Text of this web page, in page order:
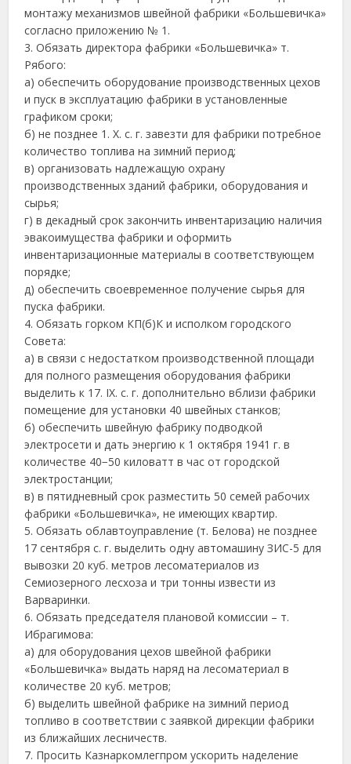
монтажу механизмов швейной фабрики «Большевичка»
согласно приложению № 1.
3. Обязать директора фабрики «Большевичка» т.
Рябого:
а) обеспечить оборудование производственных цехов
и пуск в эксплуатацию фабрики в установленные
графиком сроки;
б) не позднее 1. Х. с. г. завезти для фабрики потребное
количество топлива на зимний период;
в) организовать надлежащую охрану
производственных зданий фабрики, оборудования и
сырья;
г) в декадный срок закончить инвентаризацию наличия
эвакоимущества фабрики и оформить
инвентаризационные материалы в соответствующем
порядке;
д) обеспечить своевременное получение сырья для
пуска фабрики.
4. Обязать горком КП(б)К и исполком городского
Совета:
а) в связи с недостатком производственной площади
для полного размещения оборудования фабрики
выделить к 17. IX. с. г. дополнительно вблизи фабрики
помещение для установки 40 швейных станков;
б) обеспечить швейную фабрику подводкой
электросети и дать энергию к 1 октября 1941 г. в
количестве 40−50 киловатт в час от городской
электростанции;
в) в пятидневный срок разместить 50 семей рабочих
фабрики «Большевичка», не имеющих квартир.
5. Обязать облавтоуправление (т. Белова) не позднее
17 сентября с. г. выделить одну автомашину ЗИС-5 для
вывозки 20 куб. метров лесоматериалов из
Семиозерного лесхоза и три тонны извести из
Варваринки.
6. Обязать председателя плановой комиссии – т.
Ибрагимова:
а) для оборудования цехов швейной фабрики
«Большевичка» выдать наряд на лесоматериал в
количестве 20 куб. метров;
б) выделить швейной фабрике на зимний период
топливо в соответствии с заявкой дирекции фабрики
из ближайших лесничеств.
7. Просить Казнаркомлегпром ускорить наделение